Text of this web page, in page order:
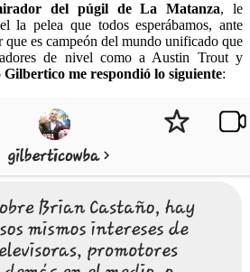
del púgil de La Matanza, le
la pelea que todos esperábamos, ante
es campeón del mundo unificado que
de nivel como a Austin Trout y
Gilbertico me respondió lo siguiente: